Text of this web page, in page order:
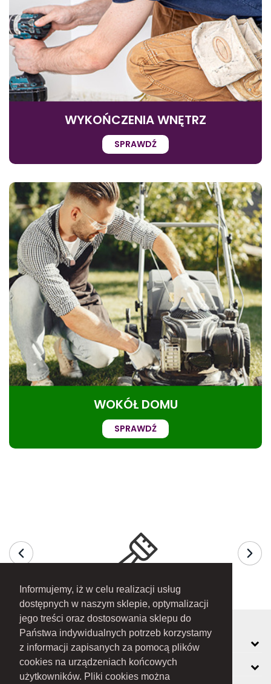
Informujemy, iż w celu realizacji usług
dostępnych w naszym sklepie, optymalizacji
jego treści oraz dostosowania sklepu do
Państwa indywidualnych potrzeb korzystamy
z informacji zapisanych za pomocą plików
cookies na urządzeniach końcowych
użytkowników. Pliki cookies można
WYKOŃCZENIA WNĘTRZ
SPRAWDŹ
WOKÓŁ DOMU
SPRAWDŹ
MOJE KONTO
INFORMACJE